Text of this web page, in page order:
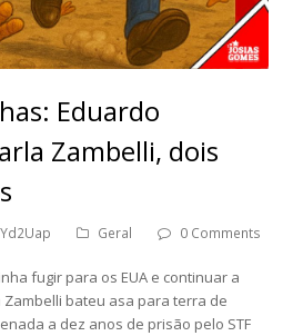
Eduardo
Zambelli, dois
Geral 0 Comments
fugir para os EUA e continuar a
bateu asa para terra de
a dez anos de prisão pelo STF